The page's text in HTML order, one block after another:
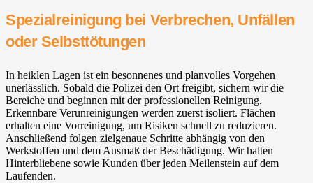
Spezialreinigung bei Verbrechen, Unfällen
oder Selbsttötungen
In heiklen Lagen ist ein besonnenes und planvolles Vorgehen
unerlässlich. Sobald die Polizei den Ort freigibt, sichern wir die
Bereiche und beginnen mit der professionellen Reinigung.
Erkennbare Verunreinigungen werden zuerst isoliert. Flächen
erhalten eine Vorreinigung, um Risiken schnell zu reduzieren.
Anschließend folgen zielgenaue Schritte abhängig von den
Werkstoffen und dem Ausmaß der Beschädigung. Wir halten
Hinterbliebene sowie Kunden über jeden Meilenstein auf dem
Laufenden.